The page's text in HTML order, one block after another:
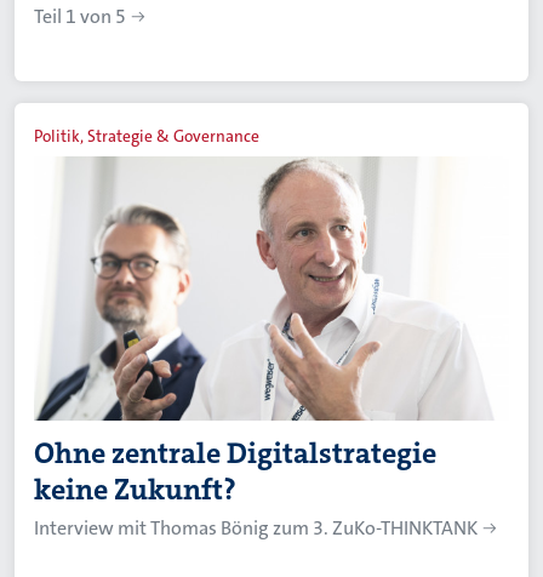
Teil 1 von 5
Politik, Strategie & Governance
Ohne zentrale Digitalstrategie
keine Zukunft?
Interview mit Thomas Bönig zum 3. ZuKo-THINKTANK